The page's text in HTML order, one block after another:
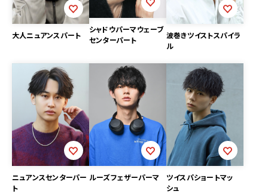
大人ニュアンスパート
シャドウパーマウェーブ
センターパート
波巻きツイストスパイラ
ル
ニュアンスセンターパー
ト
ルーズフェザーパーマ
ツイスパショートマッ
シュ